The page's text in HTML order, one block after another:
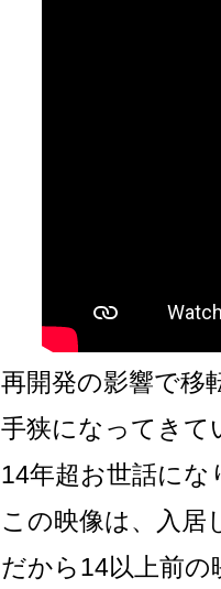
再開発の影響で移
手狭になってきて
14年超お世話にな
この映像は、入居
だから14以上前の